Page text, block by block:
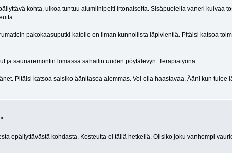
kohta, ulkoa tuntuu alumiinipelti irtonaiselta. Sisäpuolella vaneri kuivaa
pakokaasuputki katolle on ilman kunnollista läpivientiä. Pitäisi katsoa
ja saunaremontin lomassa sahailin uuden pöytälevyn. Terapiatyönä.
Pitäisi katsoa saisiko äänitasoa alemmas. Voi olla haastavaa. Ääni kun tulee
epäilyttävästä kohdasta. Kosteutta ei tällä hetkellä. Olisiko joku vanhempi